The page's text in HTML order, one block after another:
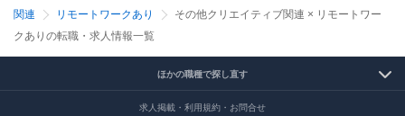
関連
リモートワークあり
その他クリエイティブ関連 × リモートワー
クありの転職・求人情報一覧
ほかの職種で探し直す
求人掲載・利用規約・お問合せ